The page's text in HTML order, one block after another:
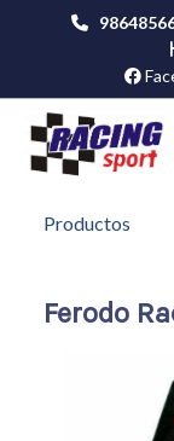
Productos
Ferodo